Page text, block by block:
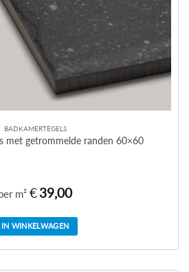
BADKAMERTEGELS
met getrommelde randen 60×60
m² €39,00
IN WINKELWAGEN